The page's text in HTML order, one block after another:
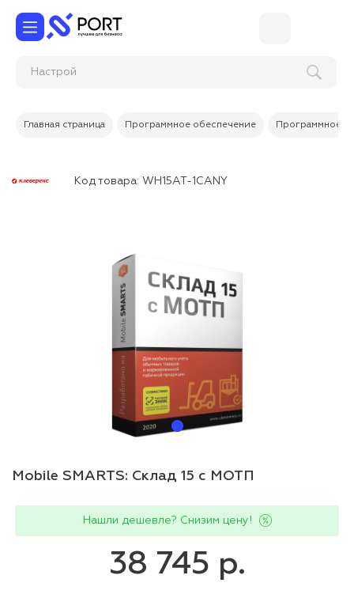
Главная страница Программное обеспечение Программное
Код товара: WH15AT-1CANY
Mobile SMARTS: Склад 15 с МОТП
Нашли дешевле? Снизим цену!
38 745 р.